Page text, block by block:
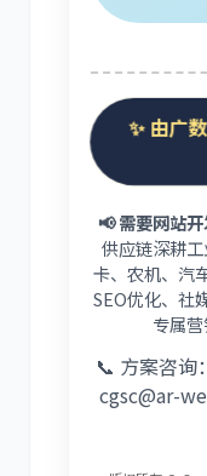
✨ 由广
📢 需要网站
供应链深耕
卡、农机、汽
SEO优化、社
专属
📞 方案咨询
cgsc@ar-